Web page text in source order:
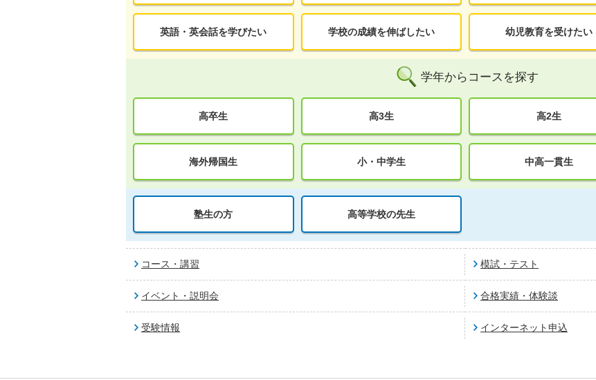
英語・英会話を学びたい 学校の成績を伸ばしたい 幼児教育を受けたい
学年からコースを探す
高卒生 高3生 高2生
海外帰国生 小・中学生 中高一貫生
塾生の方 高等学校の先生
コース・講習 模試・テスト
イベント・説明会 合格実績・体験談
受験情報 インターネット申込